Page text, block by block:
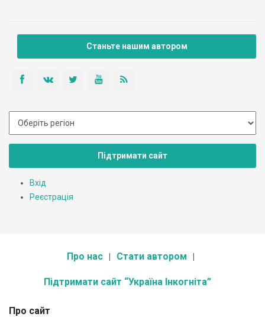
Станьте нашим автором
Підтримати сайт
Вхід
Реєстрація
Про нас Стати автором
Підтримати сайт “Україна Інкогніта”
Про сайт